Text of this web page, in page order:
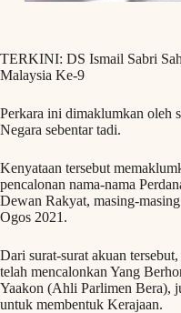
TERKINI: DS Ismail Sabri
Malaysia Ke-9
Perkara ini dimaklumkan oleh
Negara sebentar tadi.
Kenyataan tersebut
pencalonan nama-nama
Dewan Rakyat, masing-
Ogos 2021.
Dari surat-surat akuan
telah mencalonkan Yang
Yaakon (Ahli Parlimen Bera),
untuk membentuk Kerajaan.